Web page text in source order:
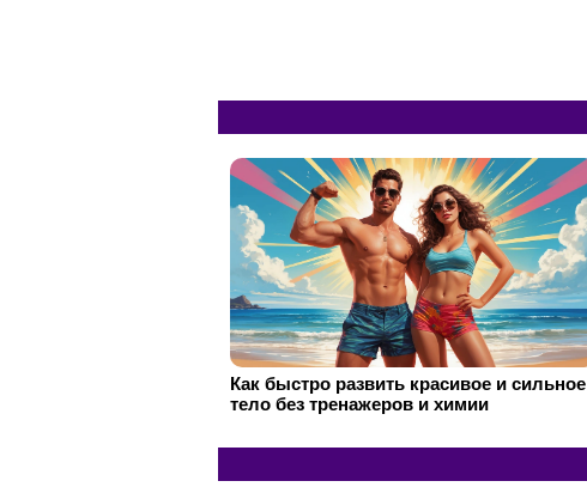
Как быстро развить красивое и сильное
тело без тренажеров и химии